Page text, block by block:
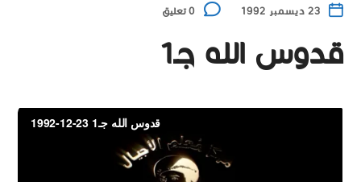
23 ديسمبر 1992 0 تعليق
قدوس الله جـ1